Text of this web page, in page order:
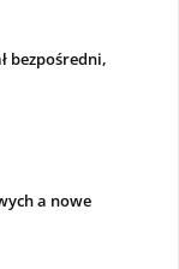
bezpośredni,
a nowe